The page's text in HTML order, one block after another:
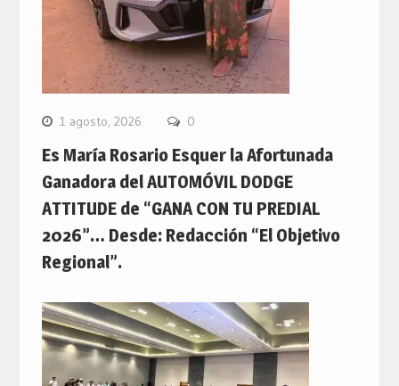
1 agosto, 2026 0
Es María Rosario Esquer la Afortunada
Ganadora del AUTOMÓVIL DODGE
ATTITUDE de “GANA CON TU PREDIAL
2026”… Desde: Redacción “El Objetivo
Regional”.